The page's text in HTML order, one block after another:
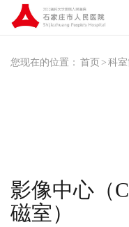
您现在的位置： 首页 > 科
影像中心（
磁室）